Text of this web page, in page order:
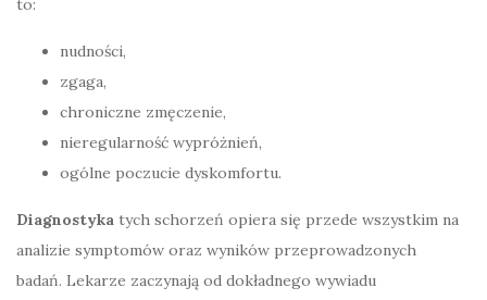
to:
nudności,
zgaga,
chroniczne zmęczenie,
nieregularność wypróżnień,
ogólne poczucie dyskomfortu.
Diagnostyka tych schorzeń opiera się przede wszystkim na
analizie symptomów oraz wyników przeprowadzonych
badań. Lekarze zaczynają od dokładnego wywiadu